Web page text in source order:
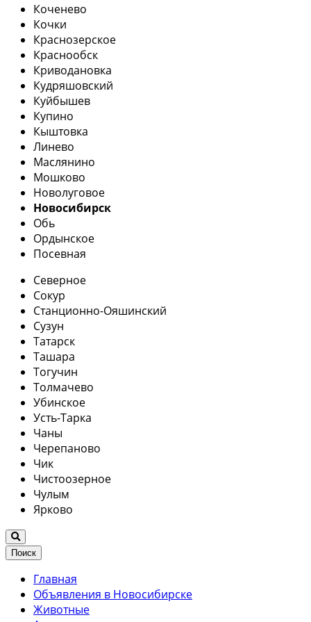
Коченево
Кочки
Краснозерское
Краснообск
Криводановка
Кудряшовский
Куйбышев
Купино
Кыштовка
Линево
Маслянино
Мошково
Новолуговое
Новосибирск
Обь
Ордынское
Посевная
Северное
Сокур
Станционно-Ояшинский
Сузун
Татарск
Ташара
Тогучин
Толмачево
Убинское
Усть-Тарка
Чаны
Черепаново
Чик
Чистоозерное
Чулым
Ярково
Поиск
Главная
Объявления в Новосибирске
Животные